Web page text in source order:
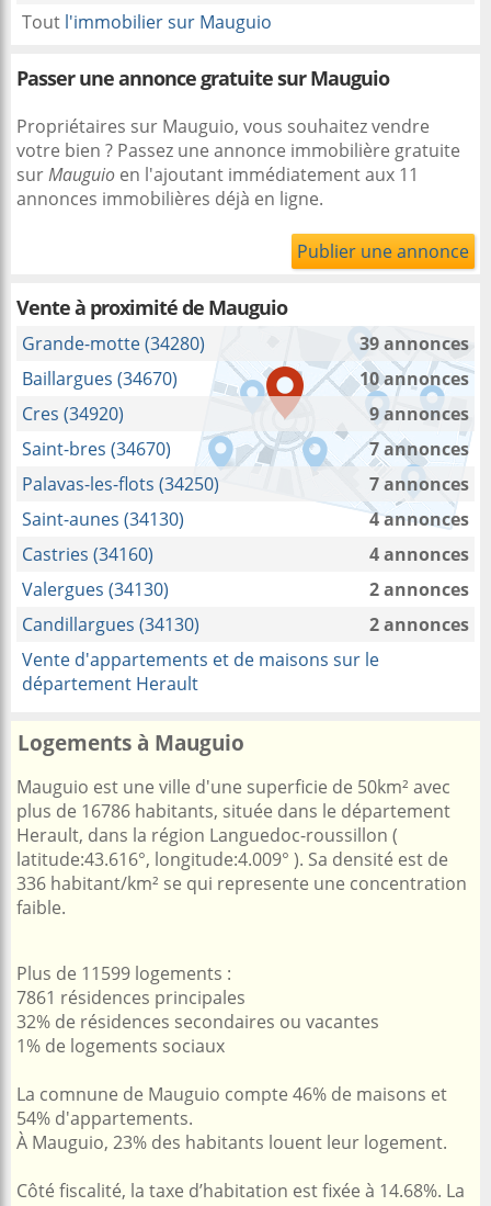
Tout l'immobilier sur Mauguio
Passer une annonce gratuite sur Mauguio
Propriétaires sur Mauguio, vous souhaitez vendre
votre bien ? Passez une annonce immobilière gratuite
surMauguio en l'ajoutant immédiatement aux 11
annonces immobilières déjà en ligne.
Publier une annonce
Vente à proximitéde Mauguio
Grande-motte (34280)
39 annonces
Baillargues (34670)
10 annonces
Cres (34920)
9 annonces
Saint-bres (34670)
7 annonces
Palavas-les-flots (34250)
7 annonces
Saint-aunes (34130)
4 annonces
Castries (34160)
4 annonces
Valergues (34130)
2 annonces
Candillargues (34130)
2 annonces
Vente d'appartements et de maisons sur le
département Herault
Logements à Mauguio
Mauguio est une ville d'une superficie de 50km² avec
plus de 16786 habitants, située dans le département
Herault, dans la région Languedoc-roussillon (
latitude:43.616°, longitude:4.009° ). Sa densité est de
336 habitant/km² se qui represente une concentration
faible.
Plus de 11599 logements :
7861 résidences principales
32% de résidences secondaires ou vacantes
1% de logements sociaux
La comnune de Mauguio compte 46% de maisons et
54% d'appartements.
À Mauguio, 23% des habitants louent leur logement.
Côté fiscalité, la taxe d’habitation est fixée à 14.68%. La